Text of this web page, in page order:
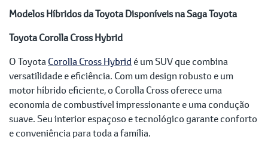
Modelos Híbridos da Toyota Disponíveis na Saga Toyota
Toyota Corolla Cross Hybrid
O ToyotaCorolla Cross Hybridé um SUV que combina
versatilidade e eficiência. Com um design robusto e um
motor híbrido eficiente, o Corolla Cross oferece uma
economia de combustível impressionante e uma condução
suave. Seu interior espaçoso e tecnológico garante conforto
e conveniência para toda a família.